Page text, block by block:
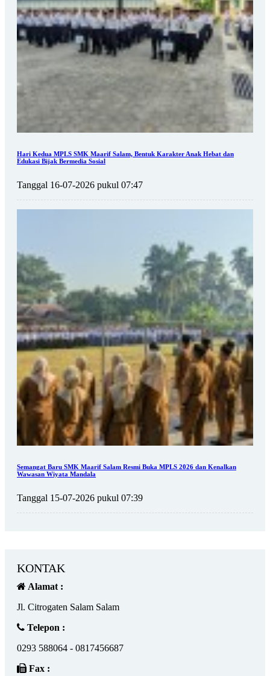
Hari Kedua MPLS SMK Maarif Salam, Bentuk Karakter Anak Hebat dan
Edukasi Bijak Bermedia Sosial
Tanggal 16-07-2026 pukul 07:47
Semangat Baru SMK Maarif Salam Resmi Buka MPLS 2026 dan Kenalkan
Wawasan Wiyata Mandala
Tanggal 15-07-2026 pukul 07:39
KONTAK
Alamat :
Jl. Citrogaten Salam Salam
Telepon :
0293 588064 - 0817456687
Fax :